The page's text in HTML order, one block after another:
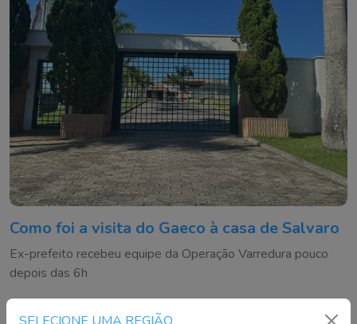
Como foi a visita do Gaeco à casa de Salvaro
Ex-prefeito recebeu equipe da Operação Varredura pouco
depois das 6h